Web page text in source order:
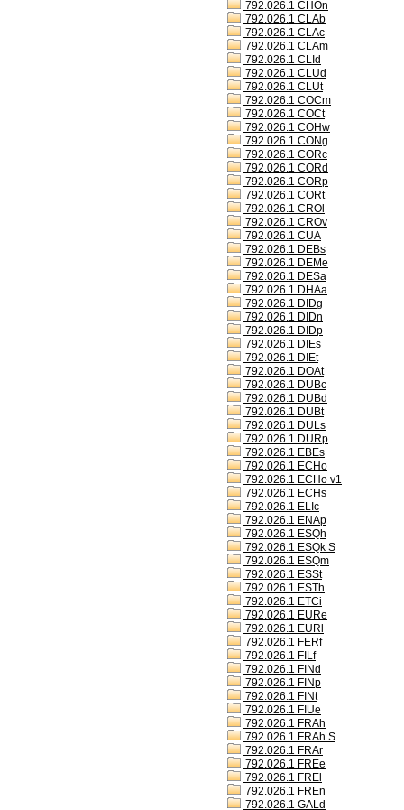
792.026.1 CHOn
792.026.1 CLAb
792.026.1 CLAc
792.026.1 CLAm
792.026.1 CLId
792.026.1 CLUd
792.026.1 CLUt
792.026.1 COCm
792.026.1 COCt
792.026.1 COHw
792.026.1 CONg
792.026.1 CORc
792.026.1 CORd
792.026.1 CORp
792.026.1 CORt
792.026.1 CROl
792.026.1 CROv
792.026.1 CUA
792.026.1 DEBs
792.026.1 DEMe
792.026.1 DESa
792.026.1 DHAa
792.026.1 DIDg
792.026.1 DIDn
792.026.1 DIDp
792.026.1 DIEs
792.026.1 DIEt
792.026.1 DOAt
792.026.1 DUBc
792.026.1 DUBd
792.026.1 DUBt
792.026.1 DULs
792.026.1 DURp
792.026.1 EBEs
792.026.1 ECHo
792.026.1 ECHo v1
792.026.1 ECHs
792.026.1 ELIc
792.026.1 ENAp
792.026.1 ESQh
792.026.1 ESQk S
792.026.1 ESQm
792.026.1 ESSt
792.026.1 ESTh
792.026.1 ETCi
792.026.1 EURe
792.026.1 EURl
792.026.1 FERf
792.026.1 FILf
792.026.1 FINd
792.026.1 FINp
792.026.1 FINt
792.026.1 FIUe
792.026.1 FRAh
792.026.1 FRAh S
792.026.1 FRAr
792.026.1 FREe
792.026.1 FREl
792.026.1 FREn
792.026.1 GALd